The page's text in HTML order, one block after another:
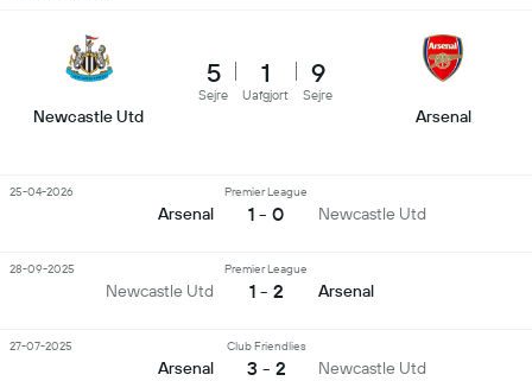
Newcastle Utd
5
Sejre
1
Uafgjort
9
Sejre
Arsenal
Arsenal
Premier League
1 - 0 Newcastle Utd
25-04-2026
Newcastle Utd
Premier League
1 - 2 Arsenal
28-09-2025
Arsenal
Club Friendlies
3 - 2 Newcastle Utd
27-07-2025